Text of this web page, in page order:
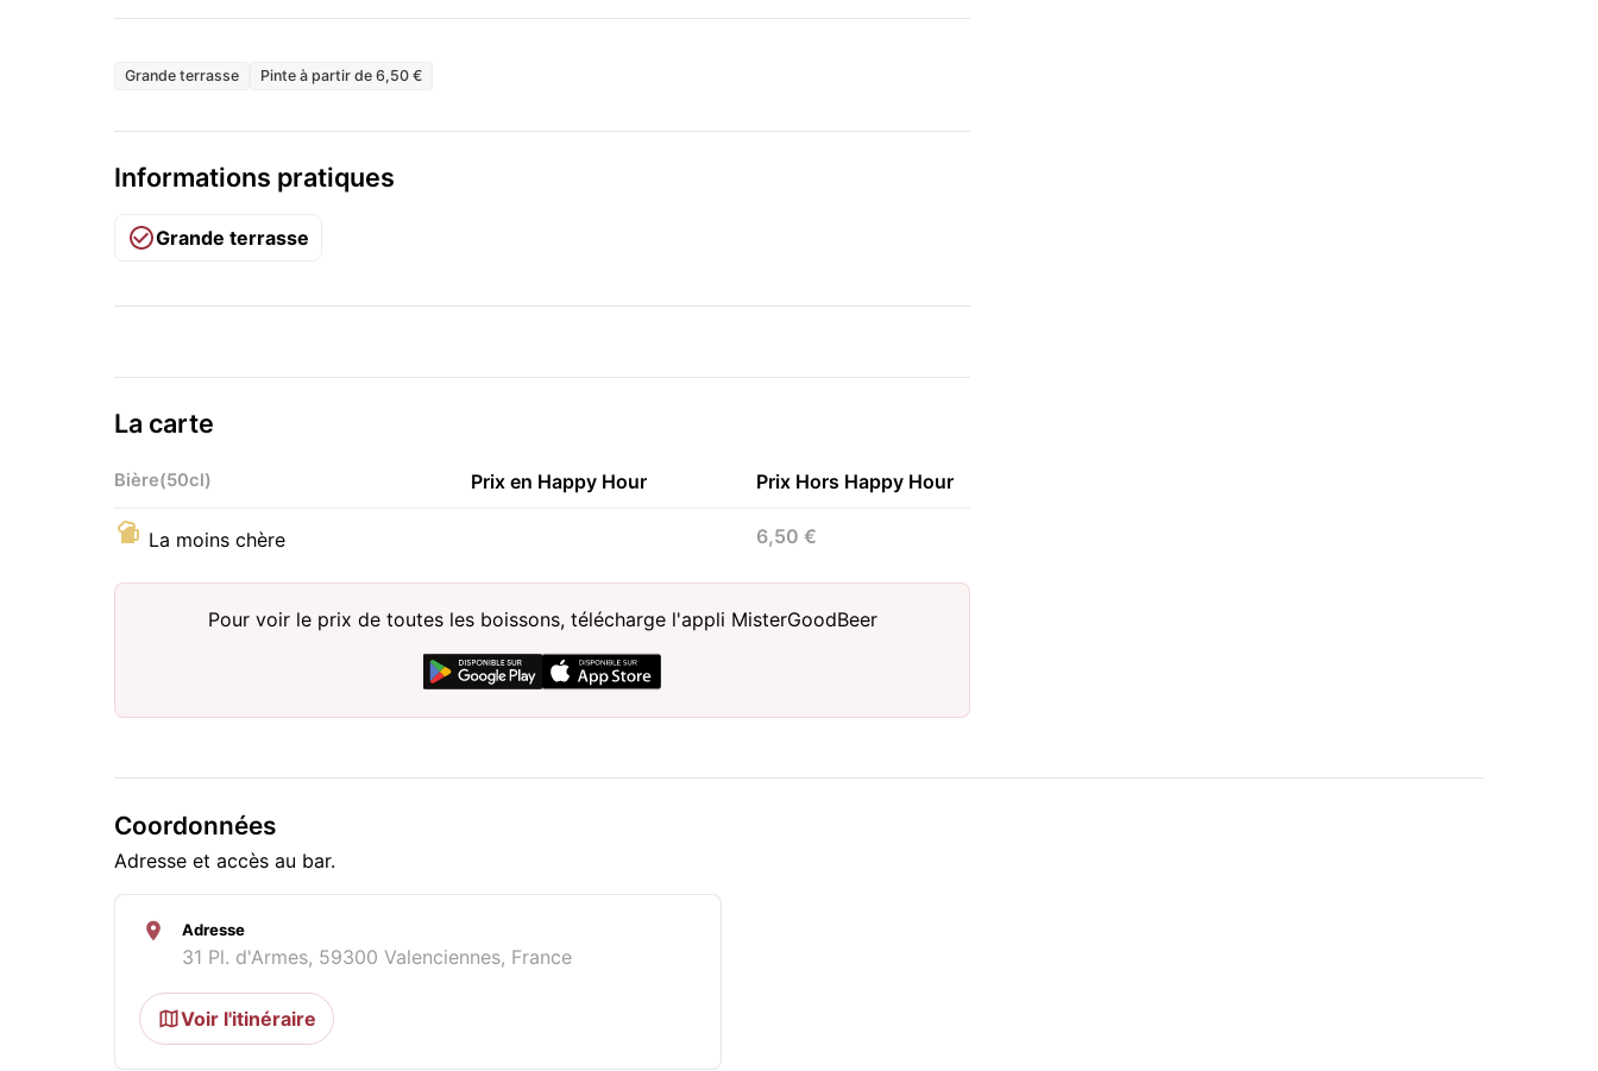
Grande terrasse Pinte à partir de 6,50 €
Informations pratiques
Grande terrasse
La carte
Bière(50cl) Prix en Happy Hour Prix Hors Happy Hour
La moins chère 6,50 €
Pour voir le prix de toutes les boissons, télécharge l'appli MisterGoodBeer
Coordonnées
Adresse et accès au bar.
Adresse
31 Pl. d'Armes, 59300 Valenciennes, France
Voir l'itinéraire